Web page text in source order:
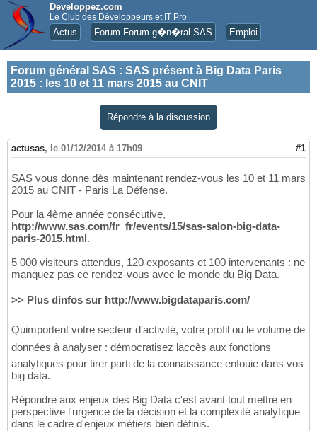
Developpez.com
Le Club des Développeurs et IT Pro
Actus Forum Forum g�n�ral SAS Emploi
Forum général SAS : SAS présent à Big Data Paris
2015 : les 10 et 11 mars 2015 au CNIT
Répondre à la discussion
actusas, le 01/12/2014 à 17h09 #1
SAS vous donne dès maintenant rendez-vous les 10 et 11 mars
2015 au CNIT - Paris La Défense.
Pour la 4ème année consécutive,
http://www.sas.com/fr_fr/events/15/sas-salon-big-data-
paris-2015.html.
5 000 visiteurs attendus, 120 exposants et 100 intervenants : ne
manquez pas ce rendez-vous avec le monde du Big Data.
>> Plus dinfos sur http://www.bigdataparis.com/
Quimportent votre secteur d'activité, votre profil ou le volume de
données à analyser : démocratisez laccès aux fonctions
analytiques pour tirer parti de la connaissance enfouie dans vos
big data.
Répondre aux enjeux des Big Data c'est avant tout mettre en
perspective l'urgence de la décision et la complexité analytique
dans le cadre d'enjeux métiers bien définis.